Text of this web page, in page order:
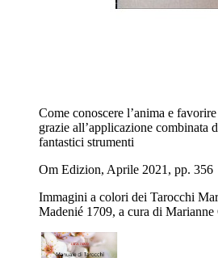
Come conoscere l’anima e
grazie all’applicazione combinata
fantastici strumenti
Om Edizion, Aprile 2021, pp. 356
Immagini a colori dei Tarocchi
Madenié 1709, a cura di Marianne